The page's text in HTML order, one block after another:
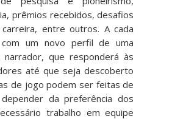
prêmios recebidos, desafios
entre outros. A cada
um novo perfil de uma
que responderá às
até que seja descoberto
de jogo podem ser feitas de
da preferência dos
trabalho em equipe